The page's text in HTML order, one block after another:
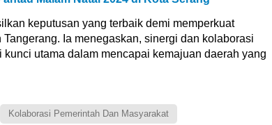
keputusan yang terbaik demi memperkuat
Ia menegaskan, sinergi dan kolaborasi
utama dalam mencapai kemajuan daerah yang
Kolaborasi Pemerintah Dan Masyarakat